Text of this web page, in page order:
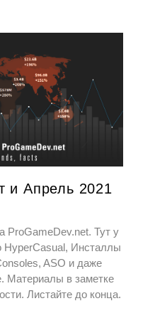
и Апрель 2021
ProGameDev.net. Тут у
HyperCasual, Инсталлы
ASO и даже
Материалы в заметке
Листайте до конца.